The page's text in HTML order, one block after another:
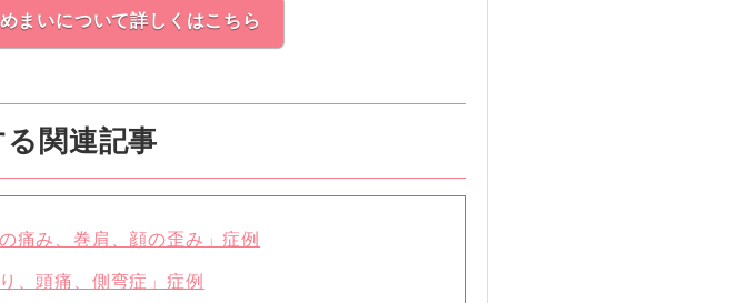
めまいについて詳しくはこちら
関連記事
痛み、巻肩、顔の歪み」症例
、頭痛、側弯症」症例